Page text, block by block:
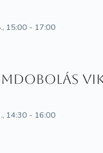
15:00 - 17:00
14:30 - 16:00